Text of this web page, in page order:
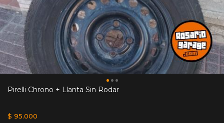
Pirelli Chrono + Llanta Sin Rodar
$ 95.000